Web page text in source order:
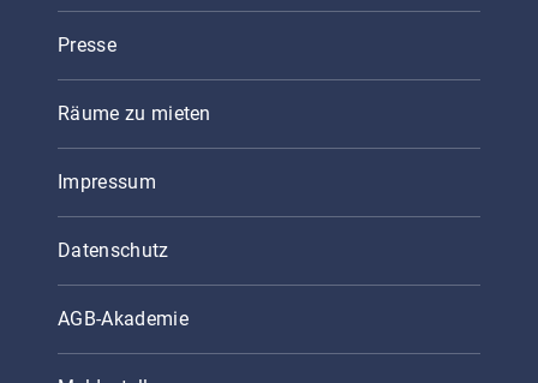
Presse
Räume zu mieten
Impressum
Datenschutz
AGB-Akademie